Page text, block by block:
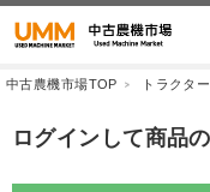
中古農機市場TOP トラクター
ログインして商品